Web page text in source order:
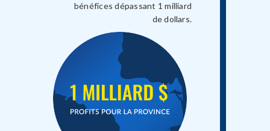
bénéfices dépassant 1 milliard
de dollars.